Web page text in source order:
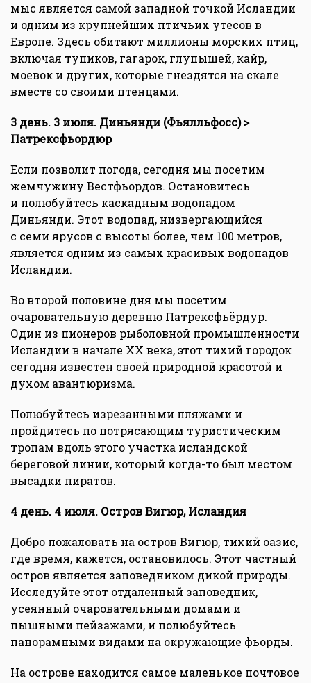
мыс является самой западной точкой Исландии
и одним из крупнейших птичьих утесов в
Европе. Здесь обитают миллионы морских птиц,
включая тупиков, гагарок, глупышей, кайр,
моевок и других, которые гнездятся на скале
вместе со своими птенцами.
3 день. 3 июля. Диньянди (Фьялльфосс) >
Патрексфьордюр
Если позволит погода, сегодня мы посетим
жемчужину Вестфьордов. Остановитесь
и полюбуйтесь каскадным водопадом
Диньянди. Этот водопад, низвергающийся
с семи ярусов с высоты более, чем 100 метров,
является одним из самых красивых водопадов
Исландии.
Во второй половине дня мы посетим
очаровательную деревню Патрексфьёрдур.
Один из пионеров рыболовной промышленности
Исландии в начале XX века, этот тихий городок
сегодня известен своей природной красотой и
духом авантюризма.
Полюбуйтесь изрезанными пляжами и
пройдитесь по потрясающим туристическим
тропам вдоль этого участка исландской
береговой линии, который когда-то был местом
высадки пиратов.
4 день. 4 июля. Остров Вигюр, Исландия
Добро пожаловать на остров Вигюр, тихий оазис,
где время, кажется, остановилось. Этот частный
остров является заповедником дикой природы.
Исследуйте этот отдаленный заповедник,
усеянный очаровательными домами и
пышными пейзажами, и полюбуйтесь
панорамными видами на окружающие фьорды.
На острове находится самое маленькое почтовое